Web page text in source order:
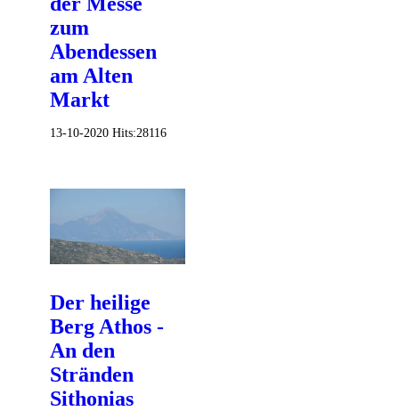
zum
Abendessen
am Alten
Markt
13-10-2020 Hits:28116
Der heilige
Berg Athos -
An den
Stränden
Sithonias